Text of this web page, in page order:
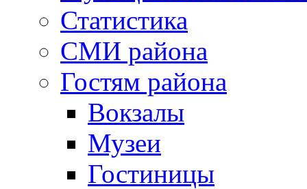
Статистика
СМИ района
Гостям района
Вокзалы
Музеи
Гостиницы